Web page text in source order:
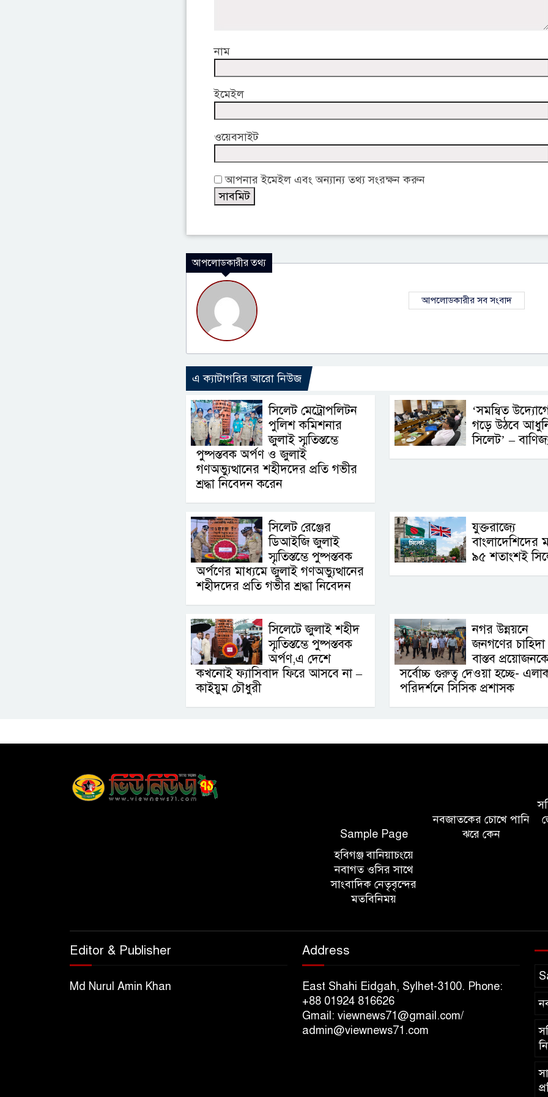
নাম
ইমেইল
ওয়েবসাইট
আপনার ইমেইল এবং অন্যান্য তথ্য সংরক্ষন করুন
আপলোডকারীর তথ্য
আপলোডকারীর সব সংবাদ
এ ক্যাটাগরির আরো নিউজ
সিলেট মেট্রোপলিটন
পুলিশ কমিশনার
জুলাই স্মৃতিস্তম্ভে
পুষ্পস্তবক অর্পণ ও জুলাই
গণঅভ্যুত্থানের শহীদদের প্রতি গভীর
শ্রদ্ধা নিবেদন করেন
‘সমন্বিত
গড়ে উঠবে
সিলেট’ –
সিলেট রেঞ্জের
ডিআইজি জুলাই
স্মৃতিস্তম্ভে পুষ্পস্তবক
অর্পণের মাধ্যমে জুলাই গণঅভ্যুত্থানের
শহীদদের প্রতি গভীর শ্রদ্ধা নিবেদন
যুক্তরাজ্যে
বাংলাদেশিদের
৯৫ শতাংশই
সিলেটে জুলাই শহীদ
স্মৃতিস্তম্ভে পুষ্পস্তবক
অর্পণ,এ দেশে
কখনোই ফ্যাসিবাদ ফিরে আসবে না –
কাইয়ুম চৌধুরী
নগর উন্নয়নে
জনগণের
বাস্তব প্রয়োজনকে
সর্বোচ্চ গুরুত্ব দেওয়া হচ্ছে-
পরিদর্শনে সিসিক প্রশাসক
Sample Page
নবজাতকের চোখে পানি
ঝরে কেন
হবিগঞ্জ বানিয়াচংয়ে
নবাগত ওসির সাথে
সাংবাদিক নেতৃবৃন্দের
মতবিনিময়
Editor & Publisher
Md Nurul Amin Khan
Address
East Shahi Eidgah, Sylhet-3100. Phone:
+88 01924 816626
Gmail: viewnews71@gmail.com/
admin@viewnews71.com